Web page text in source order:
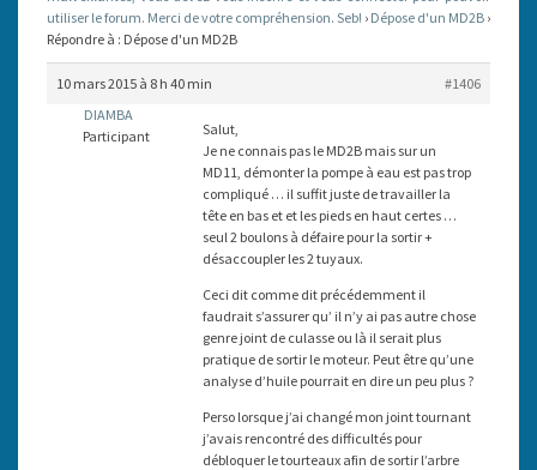
utiliser le forum. Merci de votre compréhension. Seb! › Dépose d'un MD2B ›
Répondre à : Dépose d'un MD2B
10 mars 2015 à 8 h 40 min
#1406
DIAMBA
Participant
Salut,
Je ne connais pas le MD2B mais sur un
MD11, démonter la pompe à eau est pas trop
compliqué … il suffit juste de travailler la
tête en bas et et les pieds en haut certes …
seul 2 boulons à défaire pour la sortir +
désaccoupler les 2 tuyaux.
Ceci dit comme dit précédemment il
faudrait s’assurer qu’ il n’y ai pas autre chose
genre joint de culasse ou là il serait plus
pratique de sortir le moteur. Peut être qu’une
analyse d’huile pourrait en dire un peu plus ?
Perso lorsque j’ai changé mon joint tournant
j’avais rencontré des difficultés pour
débloquer le tourteaux afin de sortir l’arbre